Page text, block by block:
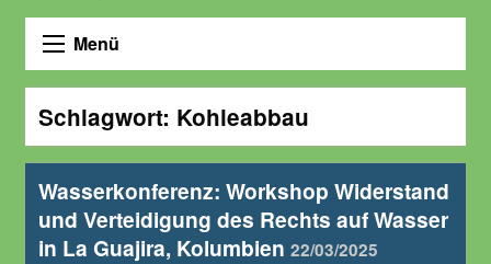
Menü
Schlagwort: Kohleabbau
Wasserkonferenz: Workshop Widerstand
und Verteidigung des Rechts auf Wasser
in La Guajira, Kolumbien 22/03/2025